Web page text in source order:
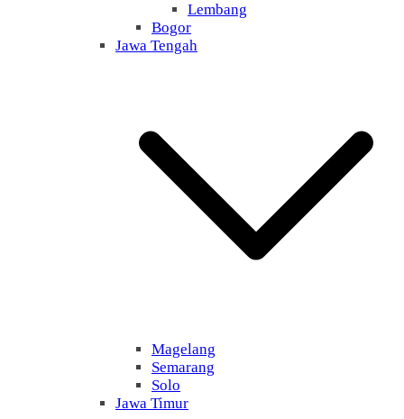
Lembang
Bogor
Jawa Tengah
Magelang
Semarang
Solo
Jawa Timur